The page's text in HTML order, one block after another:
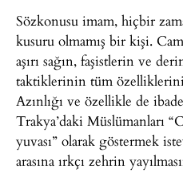
Sözkonusu imam, hiçbir
kusuru olmamış bir kişi.
aşırı sağın, faşistlerin ve
taktiklerinin tüm
Azınlığı ve özellikle de
Trakya’daki Müslümanları
yuvası” olarak göstermek
arasına ırkçı zehrin